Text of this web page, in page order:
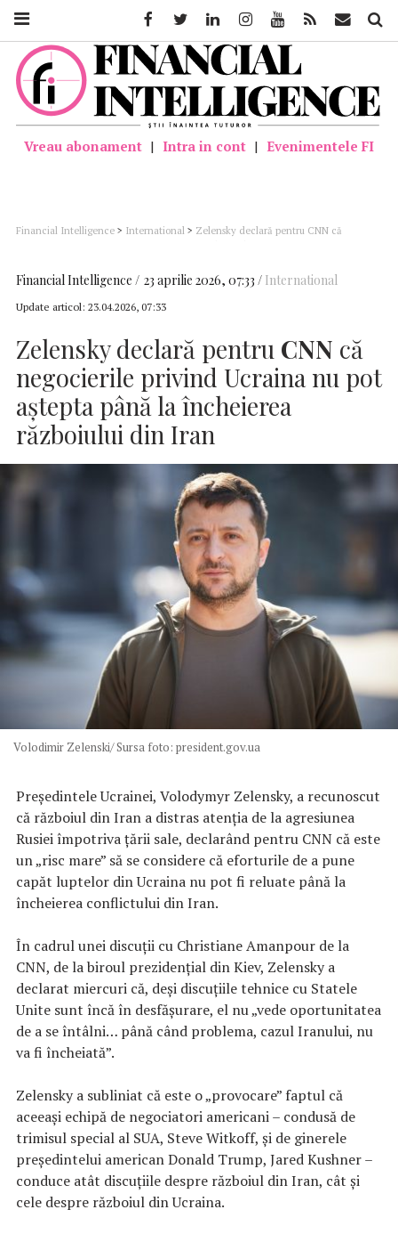
Vreau abonament | Intra in cont | Evenimentele FI
Financial Intelligence > International > Zelensky declară pentru CNN că
Financial Intelligence 23 aprilie 2026, 07:33 International
Update articol: 23.04.2026, 07:33
Zelensky declară pentru CNN că
negocierile privind Ucraina nu pot
aștepta până la încheierea
războiului din Iran
Volodimir Zelenski/ Sursa foto: president.gov.ua
Președintele Ucrainei, Volodymyr Zelensky, a recunoscut
că războiul din Iran a distras atenția de la agresiunea
Rusiei împotriva țării sale, declarând pentru CNN că este
un „risc mare” să se considere că eforturile de a pune
capăt luptelor din Ucraina nu pot fi reluate până la
încheierea conflictului din Iran.
În cadrul unei discuții cu Christiane Amanpour de la
CNN, de la biroul prezidențial din Kiev, Zelensky a
declarat miercuri că, deși discuțiile tehnice cu Statele
Unite sunt încă în desfășurare, el nu „vede oportunitatea
de a se întâlni… până când problema, cazul Iranului, nu
va fi încheiată”.
Zelensky a subliniat că este o „provocare” faptul că
aceeași echipă de negociatori americani – condusă de
trimisul special al SUA, Steve Witkoff, și de ginerele
președintelui american Donald Trump, Jared Kushner –
conduce atât discuțiile despre războiul din Iran, cât și
cele despre războiul din Ucraina.
FacebookTwitter LinkedinInstagramYoutube Feed Mail